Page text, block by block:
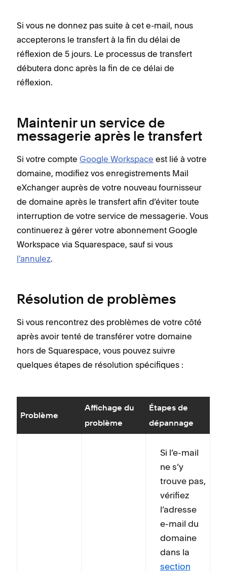
Si vous ne donnez pas suite à cet e-mail, nous
accepterons le transfert à la fin du délai de
réflexion de 5 jours. Le processus de transfert
débutera donc après la fin de ce délai de
réflexion.
Maintenir un service de
messagerie après le transfert
Si votre compte Google Workspace est lié à votre
domaine, modifiez vos enregistrements Mail
eXchanger auprès de votre nouveau fournisseur
de domaine après le transfert afin d’éviter toute
interruption de votre service de messagerie. Vous
continuerez à gérer votre abonnement Google
Workspace via Squarespace, sauf si vous
l’annulez.
Résolution de problèmes
Si vous rencontrez des problèmes de votre côté
après avoir tenté de transférer votre domaine
hors de Squarespace, vous pouvez suivre
quelques étapes de résolution spécifiques :
Problème
Affichage du
problème
Étapes de
dépannage
Si l’e-mail
ne s’y
trouve pas,
vérifiez
l’adresse
e-mail du
domaine
dans la
section